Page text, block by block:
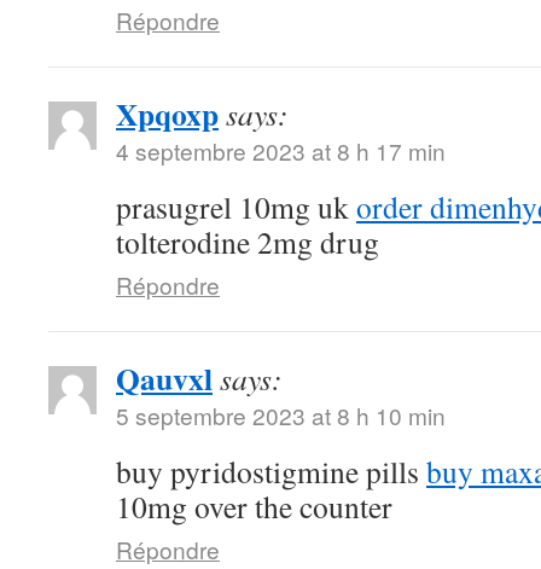
Répondre
Xpqoxpsays:
4 septembre 2023 at 8 h 17 min
prasugrel 10mg ukorder
tolterodine 2mg drug
Répondre
Qauvxlsays:
5 septembre 2023 at 8 h 10 min
buy pyridostigmine pills buy
10mg over the counter
Répondre